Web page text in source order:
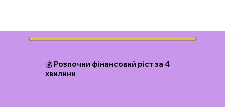
💰 Розпочни фінансовий ріст за 4
хвилини